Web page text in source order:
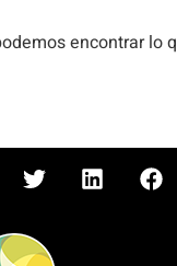
encontrar lo